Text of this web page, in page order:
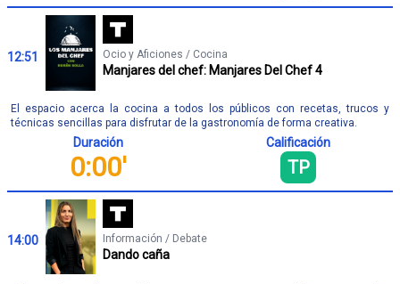
12:51 Ocio y Aficiones / Cocina
Manjares del chef: Manjares Del Chef 4
El espacio acerca la cocina a todos los públicos con recetas, trucos y
técnicas sencillas para disfrutar de la gastronomía de forma creativa.
Duración
0:00'
Calificación
TP
14:00 Información / Debate
Dando caña